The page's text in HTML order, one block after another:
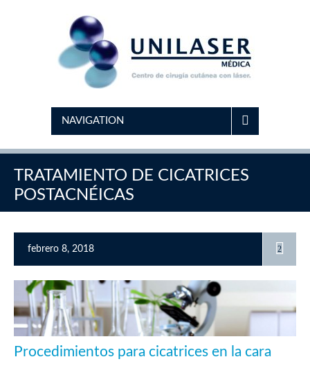
NAVIGATION
TRATAMIENTO DE CICATRICES
POSTACNÉICAS
2
febrero 8, 2018
Procedimientos para cicatrices en la cara